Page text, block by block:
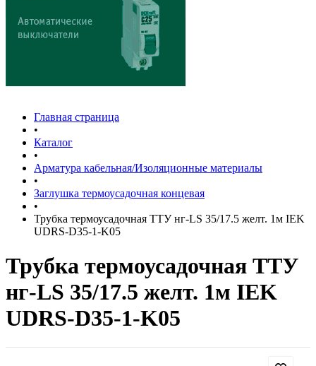
Главная страница
•
Каталог
•
Арматура кабельная/Изоляционные материалы
•
Заглушка термоусадочная концевая
•
Трубка термоусадочная ТТУ нг-LS 35/17.5 желт. 1м IEK
UDRS-D35-1-K05
Трубка термоусадочная ТТУ
нг-LS 35/17.5 желт. 1м IEK
UDRS-D35-1-K05